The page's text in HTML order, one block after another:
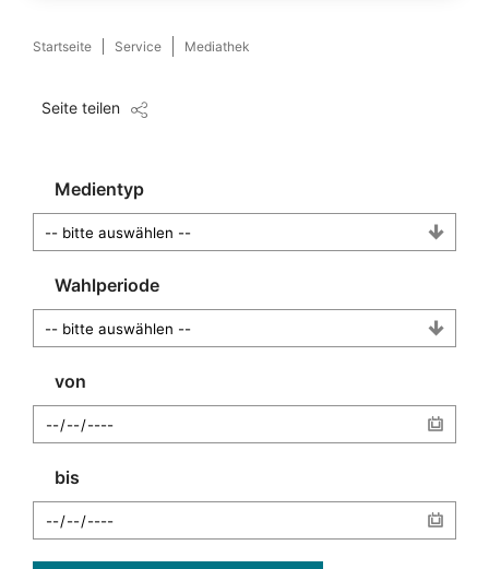
Startseite Service Mediathek
Seite teilen
Medientyp
Wahlperiode
von
bis